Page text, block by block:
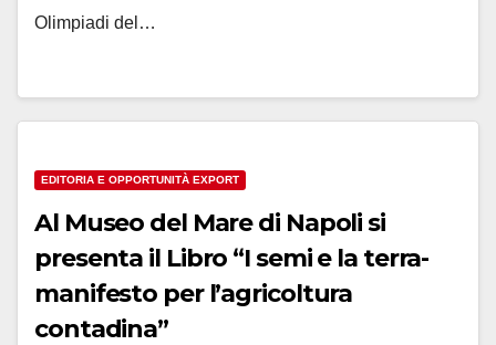
Olimpiadi del…
EDITORIA E OPPORTUNITÀ EXPORT
Al Museo del Mare di Napoli si
presenta il Libro “I semi e la terra-
manifesto per l’agricoltura
contadina”